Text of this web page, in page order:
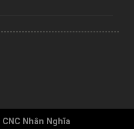
CNC Nhân Nghĩa